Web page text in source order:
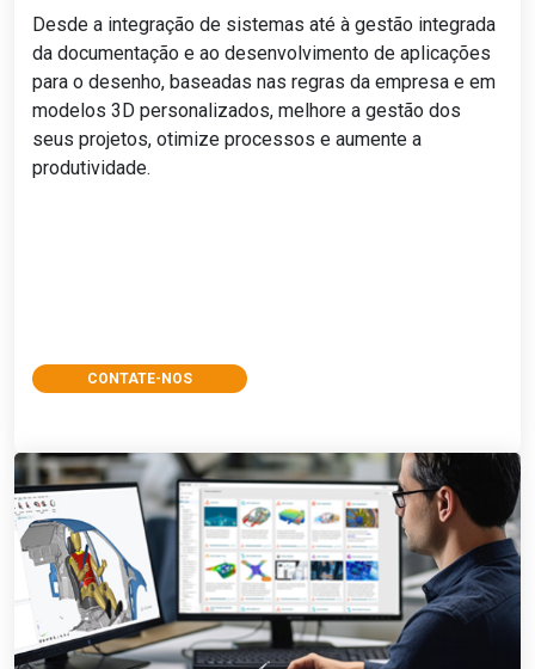
Desde a integração de sistemas até à gestão integrada
da documentação e ao desenvolvimento de aplicações
para o desenho, baseadas nas regras da empresa e em
modelos 3D personalizados, melhore a gestão dos
seus projetos, otimize processos e aumente a
produtividade.
CONTATE-NOS